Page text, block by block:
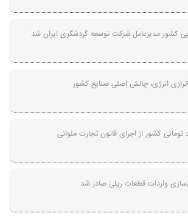
کشور مدیرعامل شرکت توسعه گردشگری ایران شد
انرژی، چالش اصلی صنایع کشور
تومانی کشور از اجرای قانون تجارت ملوانی
واردات قطعات ریلی صادر شد